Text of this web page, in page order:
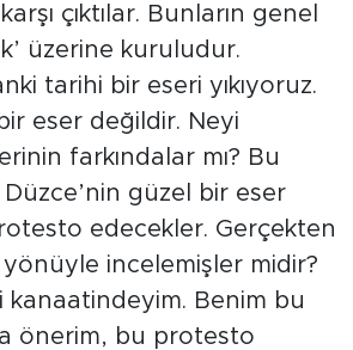
çıktılar. Bunların genel
üzerine kuruludur.
tarihi bir eseri yıkıyoruz.
eser değildir. Neyi
farkındalar mı? Bu
Düzce’nin güzel bir eser
edecekler. Gerçekten
incelemişler midir?
kanaatindeyim. Benim bu
önerim, bu protesto